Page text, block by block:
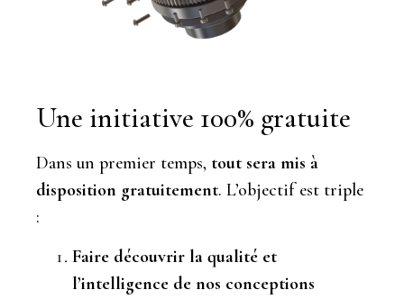
Une initiative 100% gratuite
Dans un premier temps, tout sera mis à
disposition gratuitement. L’objectif est triple
:
Faire découvrir la qualité et
l’intelligence de nos conceptions